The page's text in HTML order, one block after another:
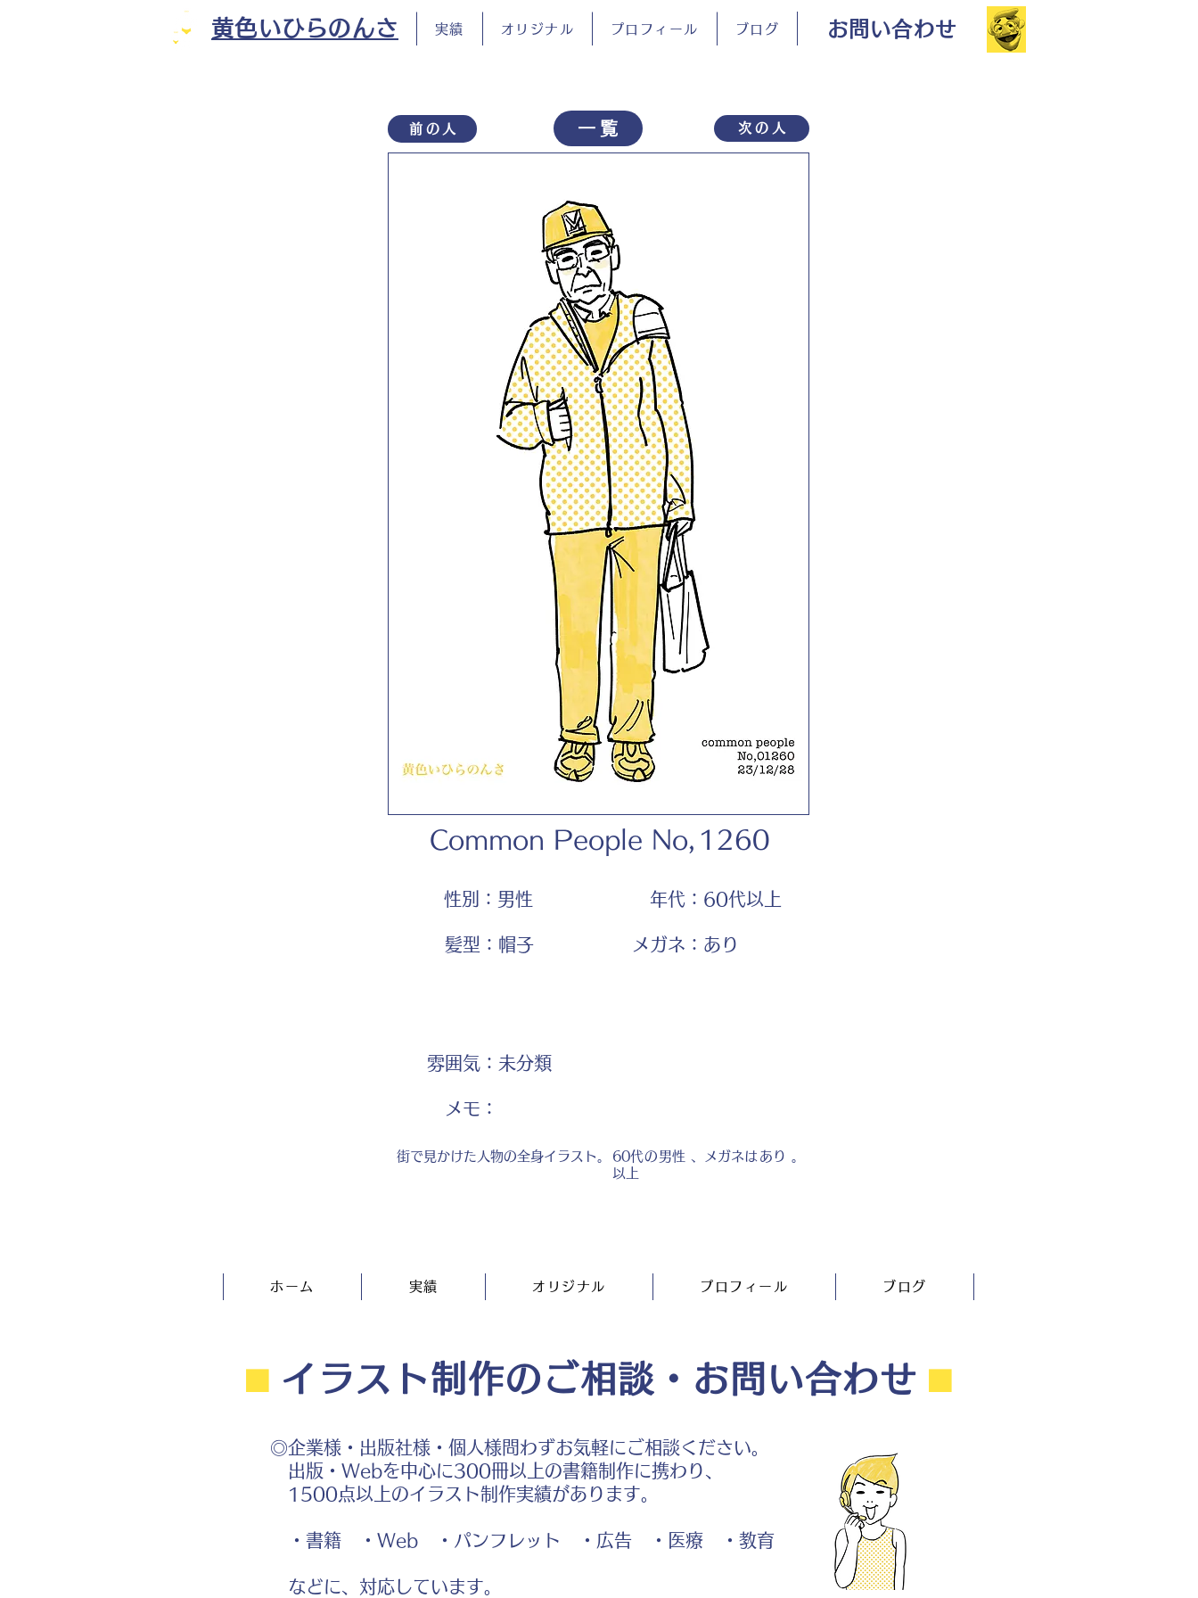
黄色いひらのんさ 実績 オリジナル プロフィール ブログ お問い合わせ
前の人 一覧 次の人
Common People No, 1260
性別： 男性
髪型： 帽子
年代： 60代以上
メガネ： あり
雰囲気： 未分類
​メモ：
街で見かけた人物の全身イラスト。
60代
以上
の 男性 、メガネは あり 。
ホーム 実績 オリジナル プロフィール ブログ
⬛︎ イラスト制作のご相談・お問い合わせ ⬛︎
◎企業様・出版社様・個人様問わずお気軽にご相談ください。
出版・Webを中心に300冊以上の書籍制作に携わり、
1500点以上のイラスト制作実績があります。
・書籍 ・Web ・パンフレット ・広告 ・医療 ・教育
などに、対応しています。